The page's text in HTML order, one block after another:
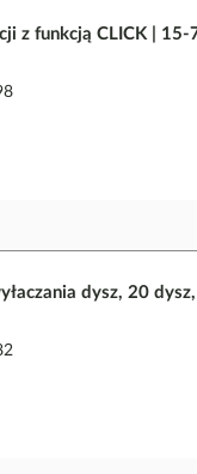
z funkcją CLICK | 15-
dysz, 20